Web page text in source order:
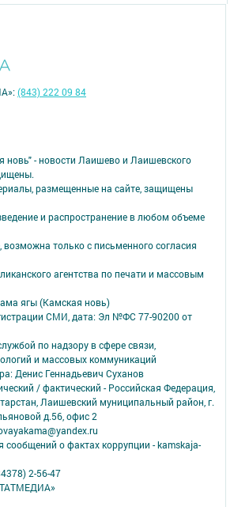
новь" - новости Лаишево и Лаишевского
размещенные на сайте, защищены
и распространение в любом объеме
только с письменного согласия
агентства по печати и массовым
ягы (Камская новь)
СМИ, дата: Эл №ФC 77-90200 от
по надзору в сфере связи,
и массовых коммуникаций
Денис Геннадьевич Суханов
/ фактический - Российская Федерация,
Лаишевский муниципальный район, г.
д.56, офис 2
сообщений о фактах коррупции - kamskaja-
2-56-47
(843) 222 09 84